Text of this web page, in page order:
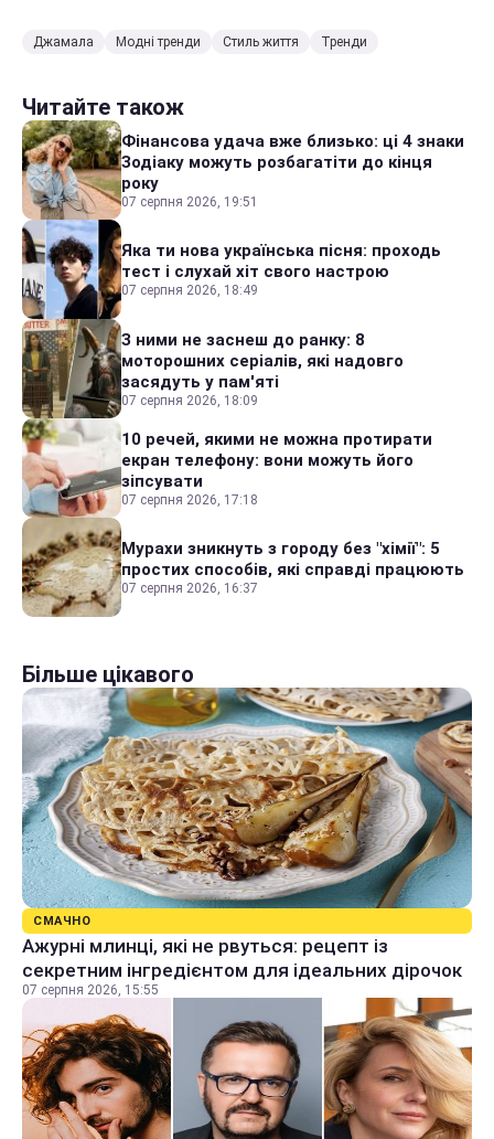
Джамала Модні тренди Стиль життя Тренди
Читайте також
Фінансова удача вже близько: ці 4 знаки
Зодіаку можуть розбагатіти до кінця
року
07 серпня 2026, 19:51
Яка ти нова українська пісня: проходь
тест і слухай хіт свого настрою
07 серпня 2026, 18:49
З ними не заснеш до ранку: 8
моторошних серіалів, які надовго
засядуть у пам'яті
07 серпня 2026, 18:09
10 речей, якими не можна протирати
екран телефону: вони можуть його
зіпсувати
07 серпня 2026, 17:18
Мурахи зникнуть з городу без "хімії": 5
простих способів, які справді працюють
07 серпня 2026, 16:37
Більше цікавого
СМАЧНО
Ажурні млинці, які не рвуться: рецепт із
секретним інгредієнтом для ідеальних дірочок
07 серпня 2026, 15:55